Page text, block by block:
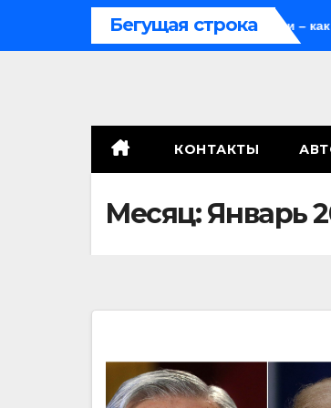
Бегущая строка
Мародёрство и провокации – как
КОНТАКТЫ
Месяц:Январь